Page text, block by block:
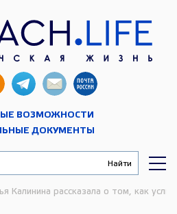
ВОЗМОЖНОСТИ
ДОКУМЕНТЫ
Калинина рассказала о том, как